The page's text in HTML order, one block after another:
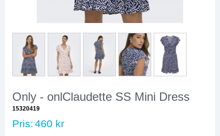
Only - onlClaudette SS Mini Dress
15320419
Pris: 460 kr